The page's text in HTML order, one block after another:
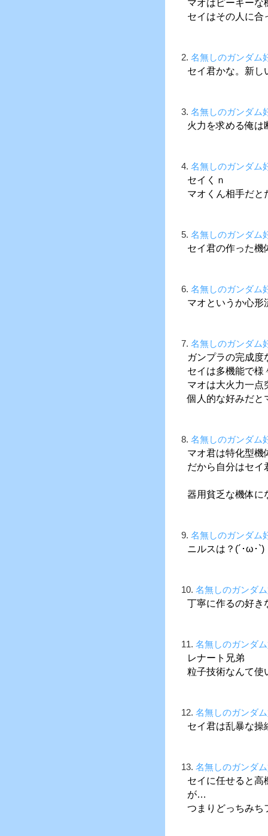
セイはその人に合
2. 名無しのガンダム
セイ君かな。新し
3. 名無しのガンダム
火力を求める俺は
4. 名無しのガンダム
セイくｎ
マオくん相手だと
5. 名無しのガンダム
セイ君の作った機
6. 名無しのガンダム
マオというか心形
7. 名無しのガンダム
ガンプラの完成
セイは多機能で様
マオは大火力一点
個人的な好みだと
8. 名無しのガンダム
マオ君は特化型機
だから自分はセイ
器用貧乏な機体に
9. 名無しのガンダム
ニルスは？(´･ω･`)
10. 名無しのガンダ
丁寧に作るの好き
11. 名無しのガンダ
レナート兄弟
粒子技術なんて使
12. 名無しのガンダ
セイ君は乱暴な操
13. 名無しのガンダ
セイに任せると高
が…
つまりどっちみち